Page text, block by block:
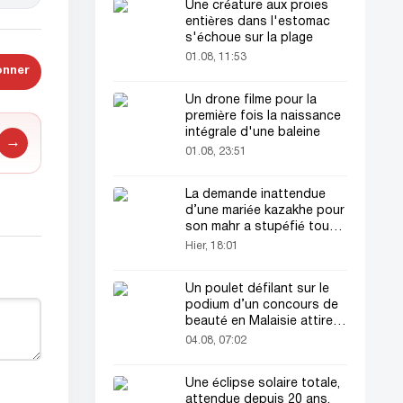
→
Une créature aux proies
entières dans l'estomac
s'échoue sur la plage
01.08, 11:53
Un drone filme pour la
première fois la naissance
intégrale d'une baleine
01.08, 23:51
La demande inattendue
d’une mariée kazakhe pour
son mahr a stupéfié tout
le monde
Hier, 18:01
Un poulet défilant sur le
podium d’un concours de
beauté en Malaisie attire
l’attention du public
04.08, 07:02
Une éclipse solaire totale,
attendue depuis 20 ans,